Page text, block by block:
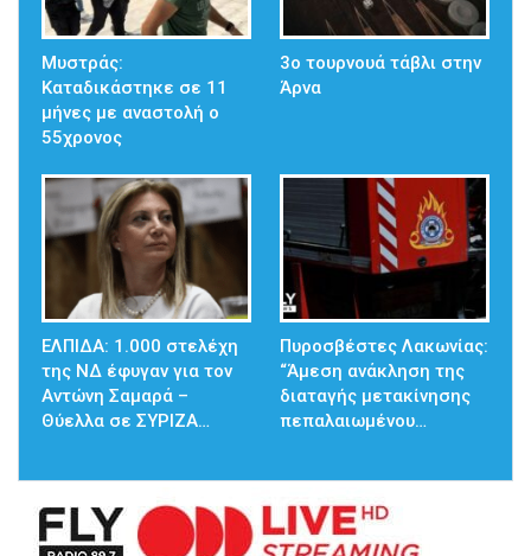
Μυστράς:
Καταδικάστηκε σε 11
μήνες με αναστολή ο
55χρονος
3ο τουρνουά τάβλι στην
Άρνα
ΕΛΠΙΔΑ: 1.000 στελέχη
της ΝΔ έφυγαν για τον
Αντώνη Σαμαρά –
Θύελλα σε ΣΥΡΙΖΑ…
Πυροσβέστες Λακωνίας:
“Άμεση ανάκληση της
διαταγής μετακίνησης
πεπαλαιωμένου…